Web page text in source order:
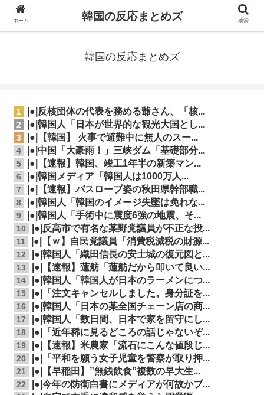
韓国の反応まとめズ
1 |●|反核団体の代表を務める爺さん、「核...
2 |●|韓国人「日本が世界的な観光大国とし...
3 |●|【韓国】 火事で避難中に無人のスー...
4 |●|中国「大豪雨！」三峡ダム「基礎部分...
5 |●|【速報】韓国、竣工1年半の新築マン...
6 |●|韓国メディア「韓国人は1000万人...
7 |●|【速報】バスローブ姿の秋田県幹部職...
8 |●|韓国人「韓国のイメージ失墜は免れな...
9 |●|韓国人「手術中に震度6強の地震、そ...
10 |●|反高市で有名な某野党議員が不正な投...
11 |●|【ｗ】自民党議員「消費税減税の財源...
12 |●|韓国人「織田信長の安土城の復元図と...
13 |●|【速報】蓮舫「蓮舫だから叩いて良い...
14 |●|韓国人「韓国人が日本のラーメンにつ...
15 |●|「注文キャンセルしました。身分証を...
16 |●|韓国人「日本の某全国チェーン店の商...
17 |●|韓国人「数日間、日本で家を留守にし...
18 |●|「近年稀に見るどころの話じゃないぞ...
19 |●|【速報】米農家「流石にこんな値段じ...
20 |●|「平和を願う女子児童を警察が取り押...
21 |●|【早稲田】”無銭飲食”複数の早大生...
22 |●|今年の防衛白書にメディアが何故かブ...
ホーム 韓国の反応まとめズ 検索